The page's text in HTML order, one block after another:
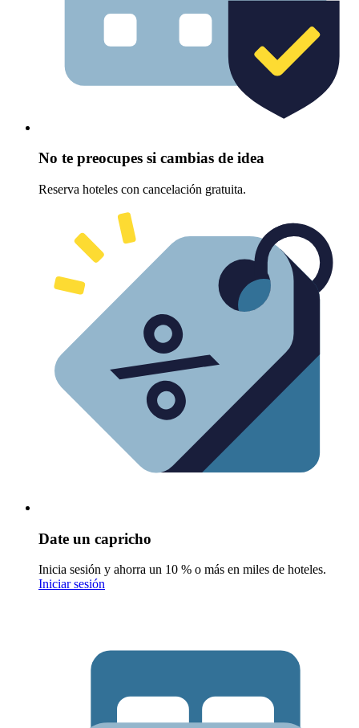
No te preocupes si cambias de idea
Reserva hoteles con cancelación gratuita.
Date un capricho
Inicia sesión y ahorra un 10 % o más en miles de hoteles.
Iniciar sesión